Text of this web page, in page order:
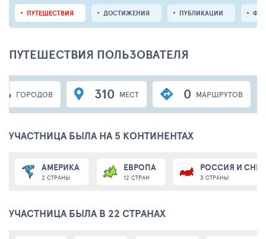
ПУТЕШЕСТВИЯ ДОСТИЖЕНИЯ ПУБЛИКАЦИИ
ПУТЕШЕСТВИЯ ПОЛЬЗОВАТЕЛЯ
ГОРОДОВ 310 МЕСТ 0 МАРШРУТОВ
УЧАСТНИЦА БЫЛА НА 5 КОНТИНЕНТАХ
АМЕРИКА
2 СТРАНЫ
ЕВРОПА
12 СТРАН
РОССИЯ И СНГ
3 СТРАНЫ
УЧАСТНИЦА БЫЛА В 22 СТРАНАХ